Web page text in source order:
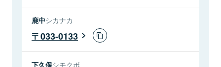
鹿中シカナカ
033-0133
下久保シモクボ